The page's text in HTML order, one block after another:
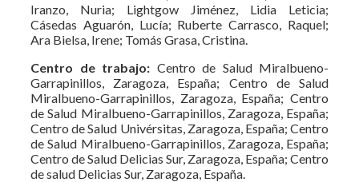
Iranzo, Nuria; Lightgow Jiménez, Lidia Leticia;
Cásedas Aguarón, Lucía; Ruberte Carrasco, Raquel;
Ara Bielsa, Irene; Tomás Grasa, Cristina.
Centro de trabajo: Centro de Salud Miralbueno-
Garrapinillos, Zaragoza, España; Centro de Salud
Miralbueno-Garrapinillos, Zaragoza, España; Centro
de Salud Miralbueno-Garrapinillos, Zaragoza, España;
Centro de Salud Univérsitas, Zaragoza, España; Centro
de Salud Miralbueno-Garrapinillos, Zaragoza, España;
Centro de Salud Delicias Sur, Zaragoza, España; Centro
de salud Delicias Sur, Zaragoza, España.